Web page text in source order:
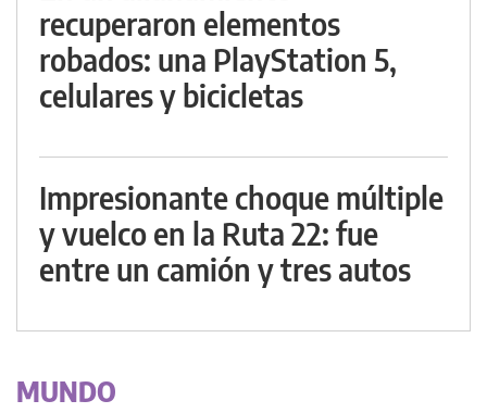
recuperaron elementos
robados: una PlayStation 5,
celulares y bicicletas
Impresionante choque múltiple
y vuelco en la Ruta 22: fue
entre un camión y tres autos
MUNDO